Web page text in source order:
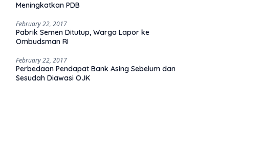
Meningkatkan PDB
February 22, 2017
Pabrik Semen Ditutup, Warga Lapor ke
Ombudsman RI
February 22, 2017
Perbedaan Pendapat Bank Asing Sebelum dan
Sesudah Diawasi OJK